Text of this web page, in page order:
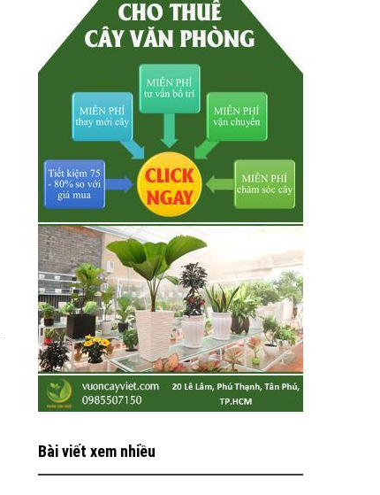
Bài viết xem nhiều